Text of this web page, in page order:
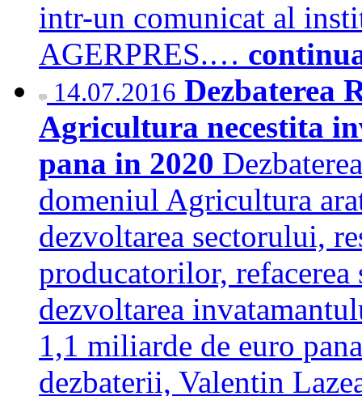
intr-un comunicat al
AGERPRES.…
14.07.2016 Dezbaterea
Agricultura necestita
pana in 2020
domeniul Agricultura
dezvoltarea sectorului,
producatorilor,
dezvoltarea
1,1 miliarde de euro
dezbaterii, Valentin